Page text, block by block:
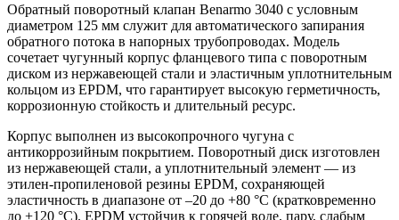
Обратный поворотный клапан Benarmo 3040 с условным
диаметром 125 мм служит для автоматического запирания
обратного потока в напорных трубопроводах. Модель
сочетает чугунный корпус фланцевого типа с поворотным
диском из нержавеющей стали и эластичным уплотнительным
кольцом из EPDM, что гарантирует высокую герметичность,
коррозионную стойкость и длительный ресурс.
Корпус выполнен из высокопрочного чугуна с
антикоррозийным покрытием. Поворотный диск изготовлен
из нержавеющей стали, а уплотнительный элемент — из
этилен-пропиленовой резины EPDM, сохраняющей
эластичность в диапазоне от –20 до +80 °C (кратковременно
до +120 °C). EPDM устойчив к горячей воде, пару, слабым